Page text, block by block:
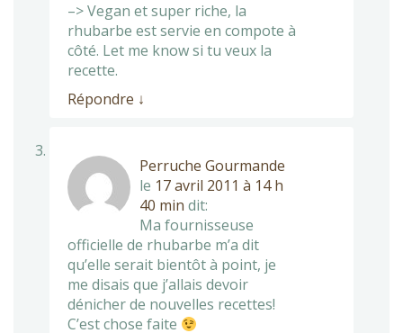
–> Vegan et super riche, la
rhubarbe est servie en compote à
côté. Let me know si tu veux la
recette.
Répondre ↓
Perruche Gourmande
le 17 avril 2011 à 14 h
40 min dit:
Ma fournisseuse
officielle de rhubarbe m’a dit
qu’elle serait bientôt à point, je
me disais que j’allais devoir
dénicher de nouvelles recettes!
C’est chose faite